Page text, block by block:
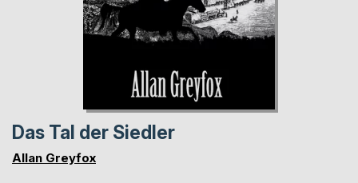
Das Tal der Siedler
Allan Greyfox